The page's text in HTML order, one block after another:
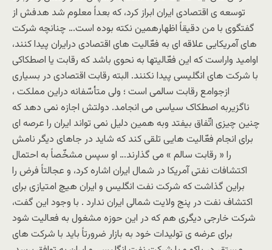
توسعه ی اقتصادی ایران ابراز کرد، که بعداً معلوم شد هدفش از
گفتگوی با من دقیقاً اظهارهمین نکته بوده است… چنانچه شرکت
های آمریکایی علاقه ای به فعّالیت های اقتصادی درایران پیدا کنند،
اوامید واراست که این فعّالیتها به نحوی باشد که رقابت یا اصطکاکی
با شرکت های انگلیسی پیدا نکنند. البته رقابت اقتصادی در بسیاری
ازجوامع رقابت سالمی است ؛ ولی متأسّفانه دراین مملکت ،
ناگزیربه اصطکاک سیاسی می انجامد. دولتش اجازه نمی دهد که
چنین چیزی اتّفاق بیفتد وبه همین دلیل نمی تواند ایران را عرصه ای
برای انجام فعّالیت هایی تلقی کند که شاید در جاهای دیگر نامش
را « رقابت سالم » می گذارند… او سپس مشخّصاً به احتمال
اکتشافات نفتی آمریکا در شمال ایران اشاره کرد، و عجالتاً فرض را
براین گذاشت که شرکت نفت انگلیس و ایران هیچ امتیازی برای
اکتشاف نفت در پنج ولایت شمالی ایران ندارد . با وجود این گفت،
شرکت خارجی دیگری هم که در این حوزه مشغول به فعالیت شود
برای عرضه ی تولیدات خود به بازار ضرورتاً باید با شرکت های